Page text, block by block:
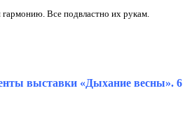
гармонию. Все подвластно их рукам.
выставки «Дыхание весны». 6